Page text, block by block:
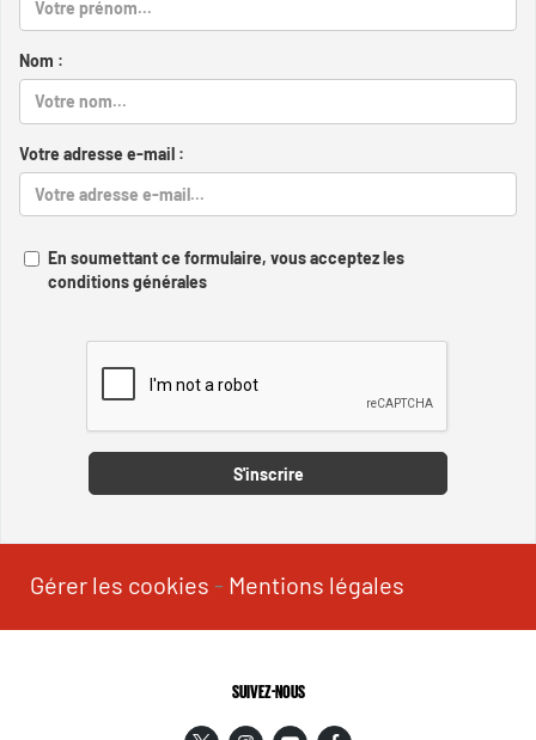
Nom :
Votre adresse e-mail :
En soumettant ce formulaire, vous acceptez les
conditions générales
S'inscrire
Gérer les cookies - Mentions légales
SUIVEZ-NOUS